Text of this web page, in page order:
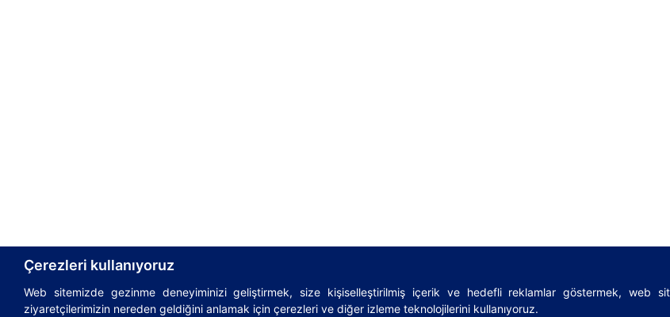
Çerezleri kullanıyoruz
Web sitemizde gezinme deneyiminizi geliştirmek, size kişiselleştirilmiş içerik ve hedefli reklamlar göstermek, web
ziyaretçilerimizin nereden geldiğini anlamak için çerezleri ve diğer izleme teknolojilerini kullanıyoruz.
© 1995-2026AsstrA-Associated Traffic AG|Incoterms|Sözlük|Lojistik rehberi|Privacy Policy